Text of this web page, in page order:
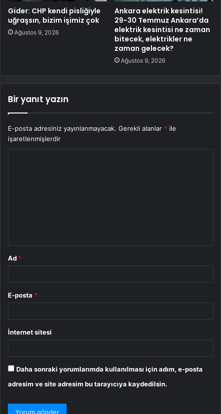
Gider: CHP kendi pisliğiyle
uğraşsın, bizim işimiz çok
Ağustos 9, 2026
Ankara elektrik kesintisi!
29-30 Temmuz Ankara’da
elektrik kesintisi ne zaman
bitecek, elektrikler ne
zaman gelecek?
Ağustos 9, 2026
Bir yanıt yazın
E-posta adresiniz yayınlanmayacak. Gerekli alanlar * ile
işaretlenmişlerdir
Ad *
E-posta *
İnternet sitesi
Daha sonraki yorumlarımda kullanılması için adım, e-posta
adresim ve site adresim bu tarayıcıya kaydedilsin.